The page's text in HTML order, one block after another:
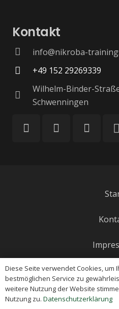
Kontakt
info@nikroba-
+49 152 29269339
Wilhelm-Binder-
Schwenningen
Diese Seite verwendet Cookies, um
bestmöglichen Service zu
weitere Nutzung der Website
Nutzung zu. Datenschutzerklärung